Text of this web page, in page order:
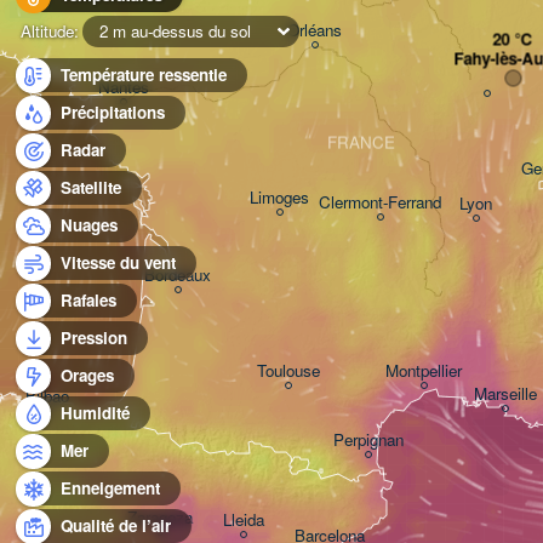
Altitude:
2 m au-dessus du sol
Température ressentie
Précipitations
Radar
Satellite
Nuages
Vitesse du vent
Rafales
Pression
Orages
Humidité
Mer
Enneigement
Qualité de l’air
Zaragoza
Bordeaux
Nantes
Bilbao
Barcelona
Lyon
Marseille
Montpellier
Orléans
Perpignan
Lleida
Clermont-Ferrand
Limoges
Toulouse
FRANCE
Fahy-lès-